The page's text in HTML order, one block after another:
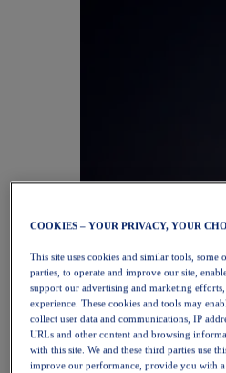
COOKIES – YOUR PRIVACY, YOUR
This site uses cookies and similar tools,
parties, to operate and improve our site,
support our advertising and marketing
experience. These cookies and tools may
collect user data and communications, IP
URLs and other content and browsing
with this site. We and these third parties use
improve our performance, provide you with a